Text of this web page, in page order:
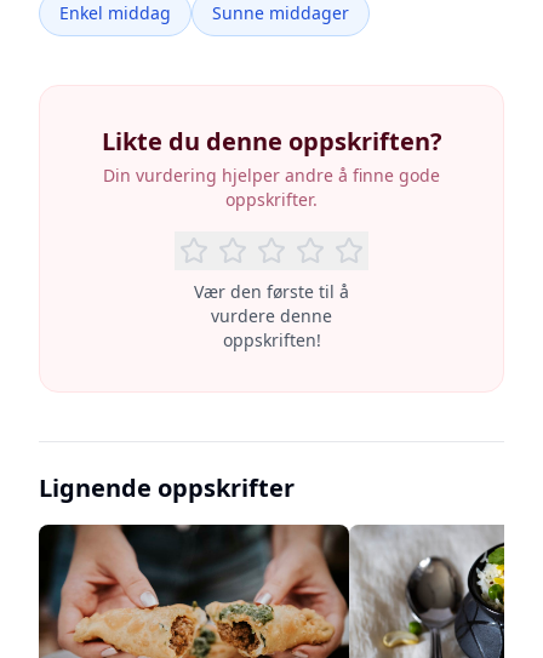
Enkel middag
Sunne middager
Likte du denne oppskriften?
Din vurdering hjelper andre å finne gode
oppskrifter.
Vær den første til å
vurdere denne
oppskriften!
Lignende oppskrifter